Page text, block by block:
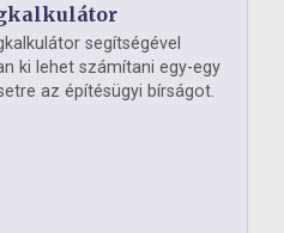
segítségével
ki lehet számítani egy-egy
az építésügyi bírságot.